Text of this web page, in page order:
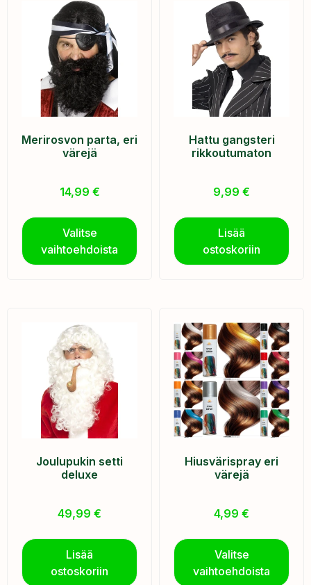
Merirosvon parta, eri
värejä
14,99 €
Valitse
vaihtoehdoista
Hattu gangsteri
rikkoutumaton
9,99 €
Lisää
ostoskoriin
Joulupukin setti
deluxe
49,99 €
Lisää
ostoskoriin
Hiusvärispray eri
värejä
4,99 €
Valitse
vaihtoehdoista